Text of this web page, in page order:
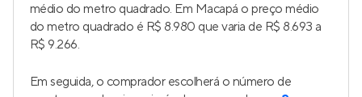
médio do metro quadrado. Em Macapá o preço médio
do metro quadrado é R$ 8.980 que varia de R$ 8.693 a
R$ 9.266.
Em seguida, o comprador escolherá o número de